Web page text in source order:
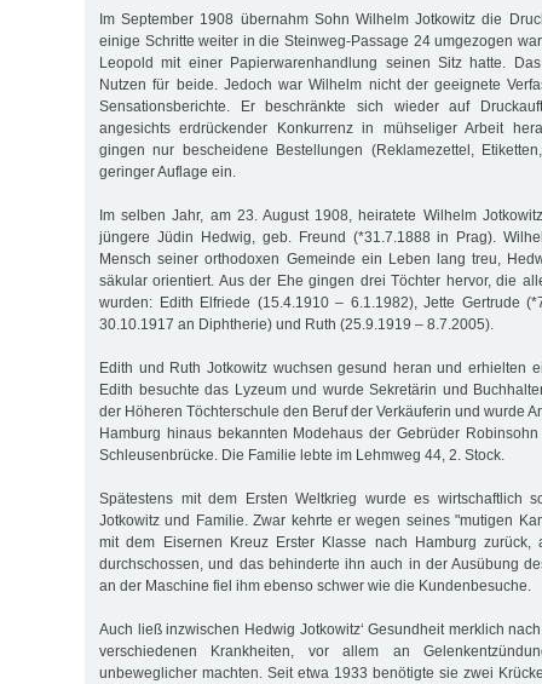
Im September 1908 übernahm Sohn Wilhelm Jotkowitz die
einige Schritte weiter in die Steinweg-Passage 24 umgezogen
Leopold mit einer Papierwarenhandlung seinen Sitz hatte.
Nutzen für beide. Jedoch war Wilhelm nicht der geeignete
Sensationsberichte. Er beschränkte sich wieder auf
angesichts erdrückender Konkurrenz in mühseliger Arbeit
gingen nur bescheidene Bestellungen (Reklamezettel,
geringer Auflage ein.
Im selben Jahr, am 23. August 1908, heiratete Wilhelm
jüngere Jüdin Hedwig, geb. Freund (*31.7.1888 in Prag).
Mensch seiner orthodoxen Gemeinde ein Leben lang treu,
säkular orientiert. Aus der Ehe gingen drei Töchter hervor, die
wurden: Edith Elfriede (15.4.1910 – 6.1.1982), Jette Gertrude
30.10.1917 an Diphtherie) und Ruth (25.9.1919 – 8.7.2005).
Edith und Ruth Jotkowitz wuchsen gesund heran und erhielten
Edith besuchte das Lyzeum und wurde Sekretärin und
der Höheren Töchterschule den Beruf der Verkäuferin und wurde
Hamburg hinaus bekannten Modehaus der Gebrüder
Schleusenbrücke. Die Familie lebte im Lehmweg 44, 2. Stock.
Spätestens mit dem Ersten Weltkrieg wurde es wirtschaftlich
Jotkowitz und Familie. Zwar kehrte er wegen seines "mutigen
mit dem Eisernen Kreuz Erster Klasse nach Hamburg
durchschossen, und das behinderte ihn auch in der Ausübung
an der Maschine fiel ihm ebenso schwer wie die Kundenbesuche.
Auch ließ inzwischen Hedwig Jotkowitz‘ Gesundheit merklich
verschiedenen Krankheiten, vor allem an
unbeweglicher machten. Seit etwa 1933 benötigte sie zwei